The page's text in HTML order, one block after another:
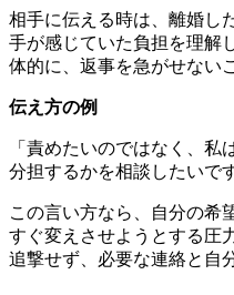
相手に伝える時は、離婚し
手が感じていた負担を理解
体的に、返事を急がせない
伝え方の例
「責めたいのではなく、私
分担するかを相談したいです
この言い方なら、自分の希
すぐ変えさせようとする圧
追撃せず、必要な連絡と自